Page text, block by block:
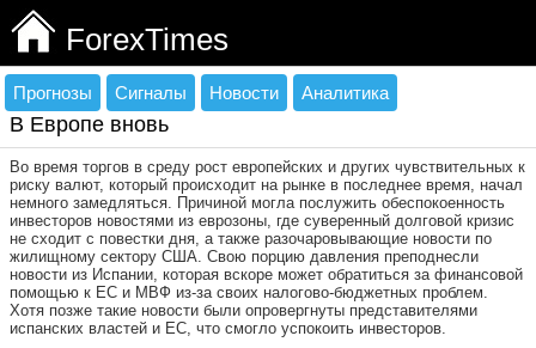
ForexTimes
Прогнозы Сигналы Новости Аналитика
В Европе вновь
Во время торгов в среду рост европейских и других чувствительных к
риску валют, который происходит на рынке в последнее время, начал
немного замедляться. Причиной могла послужить обеспокоенность
инвесторов новостями из еврозоны, где суверенный долговой кризис
не сходит с повестки дня, а также разочаровывающие новости по
жилищному сектору США. Свою порцию давления преподнесли
новости из Испании, которая вскоре может обратиться за финансовой
помощью к ЕС и МВФ из-за своих налогово-бюджетных проблем.
Хотя позже такие новости были опровергнуты представителями
испанских властей и ЕС, что смогло успокоить инвесторов.